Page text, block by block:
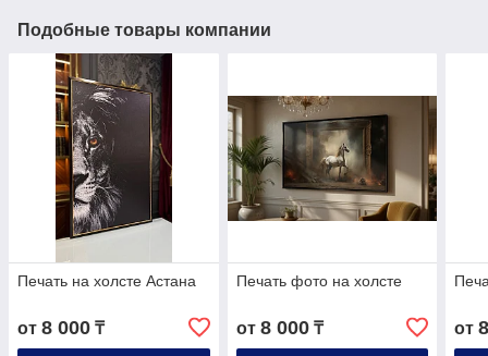
Подобные товары компании
Печать на холсте Астана
от 8 000 ₸
Печать фото на холсте
от 8 000₸ от